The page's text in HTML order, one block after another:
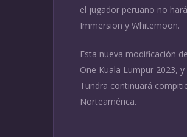
el jugador peruano no
Immersion y Whitemoon.
Esta nueva modificación
One Kuala Lumpur 2023,
Tundra continuará
Norteamérica.